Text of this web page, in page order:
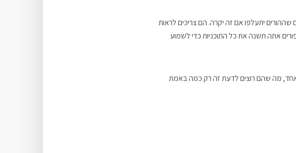
יתעלפו אם זה יקרה. הם צריכים לראות
אתה תשנה את כל התוכניות כדי לשמוע
אחד, מה שהם רוצים לדעת זה רק כמה באמת